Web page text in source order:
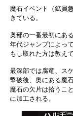
魔石イベント（鉱員
きている。
奥部の一番最初にあ
年代ジャンプによっ
もし取れた方は教え
最深部では腐竜、ス
撃破後、奥にある魔
魔石の欠片は拾うこ
に加工される。